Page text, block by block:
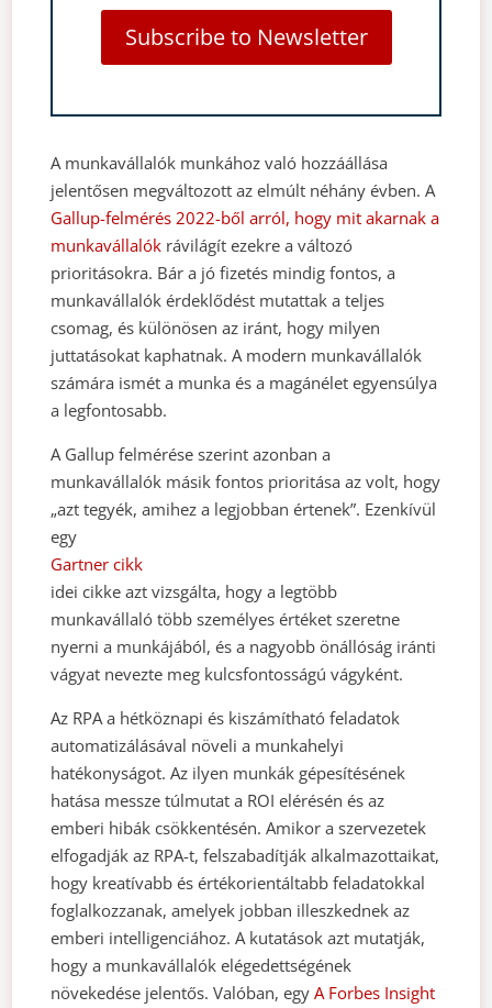
Subscribe to Newsletter
A munkavállalók munkához való hozzáállása
jelentősen megváltozott az elmúlt néhány évben. A
Gallup-felmérés 2022-ből arról, hogy mit akarnak a
munkavállalók rávilágít ezekre a változó
prioritásokra. Bár a jó fizetés mindig fontos, a
munkavállalók érdeklődést mutattak a teljes
csomag, és különösen az iránt, hogy milyen
juttatásokat kaphatnak. A modern munkavállalók
számára ismét a munka és a magánélet egyensúlya
a legfontosabb.
A Gallup felmérése szerint azonban a
munkavállalók másik fontos prioritása az volt, hogy
„azt tegyék, amihez a legjobban értenek”. Ezenkívül
egy
Gartner cikk
idei cikke azt vizsgálta, hogy a legtöbb
munkavállaló több személyes értéket szeretne
nyerni a munkájából, és a nagyobb önállóság iránti
vágyat nevezte meg kulcsfontosságú vágyként.
Az RPA a hétköznapi és kiszámítható feladatok
automatizálásával növeli a munkahelyi
hatékonyságot. Az ilyen munkák gépesítésének
hatása messze túlmutat a ROI elérésén és az
emberi hibák csökkentésén. Amikor a szervezetek
elfogadják az RPA-t, felszabadítják alkalmazottaikat,
hogy kreatívabb és értékorientáltabb feladatokkal
foglalkozzanak, amelyek jobban illeszkednek az
emberi intelligenciához. A kutatások azt mutatják,
hogy a munkavállalók elégedettségének
növekedése jelentős. Valóban, egy A Forbes Insight